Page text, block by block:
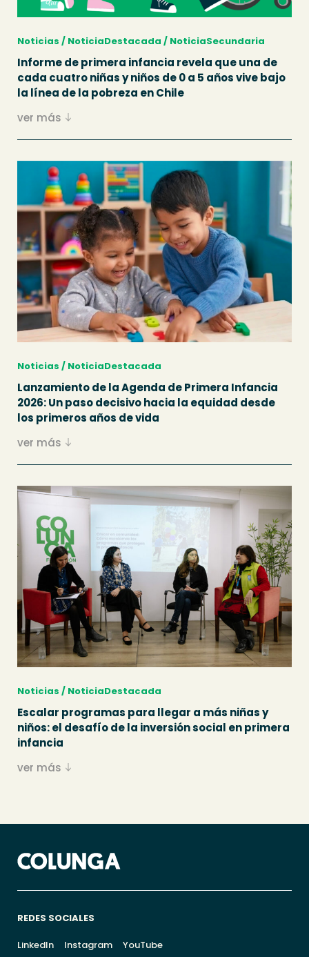
Noticias / NoticiaDestacada / NoticiaSecundaria
Informe de primera infancia revela que una de
cada cuatro niñas y niños de 0 a 5 años vive bajo
la línea de la pobreza en Chile
ver más
Noticias / NoticiaDestacada
Lanzamiento de la Agenda de Primera Infancia
2026: Un paso decisivo hacia la equidad desde
los primeros años de vida
ver más
Noticias / NoticiaDestacada
Escalar programas para llegar a más niñas y
niños: el desafío de la inversión social en primera
infancia
ver más
REDES SOCIALES
LinkedIn Instagram YouTube